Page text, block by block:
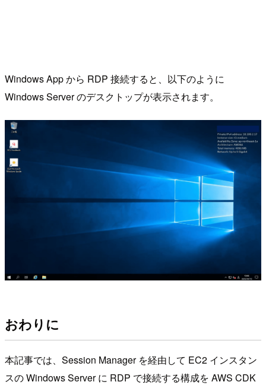
Windows App から RDP 接続すると、以下のように
Windows Server のデスクトップが表示されます。
おわりに
本記事では、Session Manager を経由して EC2 インスタン
スの Windows Server に RDP で接続する構成を AWS CDK